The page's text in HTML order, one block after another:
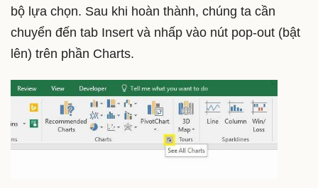
bộ lựa chọn. Sau khi hoàn thành, chúng ta cần
chuyển đến tab Insert và nhấp vào nút pop-out (bật
lên) trên phần Charts.